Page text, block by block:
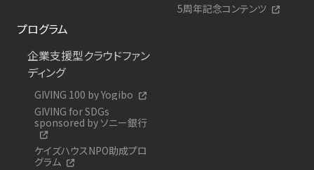
5周年記念コンテンツ
プログラム
企業支援型クラウドファン
ディング
GIVING 100 by Yogibo
GIVING for SDGs
sponsored by ソニー銀行
ケイズハウスNPO助成プロ
グラム